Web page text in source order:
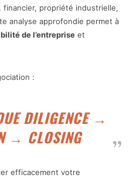
propriété industrielle,
analyse approfondie permet à
de l’entreprise et
:
DILIGENCE →
→ CLOSING
efficacement votre